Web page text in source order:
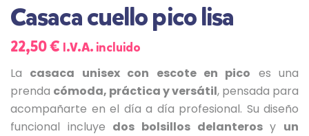
Casaca cuello pico lisa
22,50€ I.V.A. incluido
La casaca unisex con escote en pico es una
prenda cómoda, práctica y versátil, pensada para
acompañarte en el día a día profesional. Su diseño
funcional incluye dos bolsillos delanterosy un